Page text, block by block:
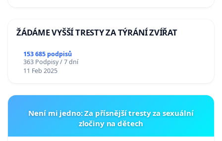
ŽÁDÁME VYŠŠÍ TRESTY ZA TÝRÁNÍ ZVÍŘAT
153 685 podpisů
363 Podpisy / 7 dní
11 Feb 2025
Není mi jedno: Za přísnější tresty za sexuální
zločiny na dětech